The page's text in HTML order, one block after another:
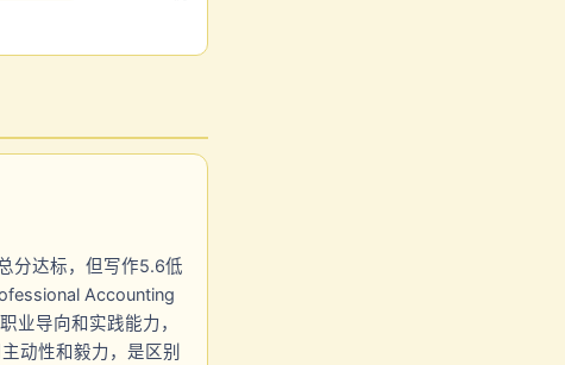
分达标，但写作5.6低
Accounting
业导向和实践能力，
动性和毅力，是区别